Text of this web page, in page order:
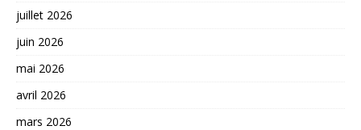
juillet 2026
juin 2026
mai 2026
avril 2026
mars 2026